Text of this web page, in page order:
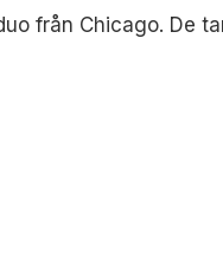
från Chicago. De